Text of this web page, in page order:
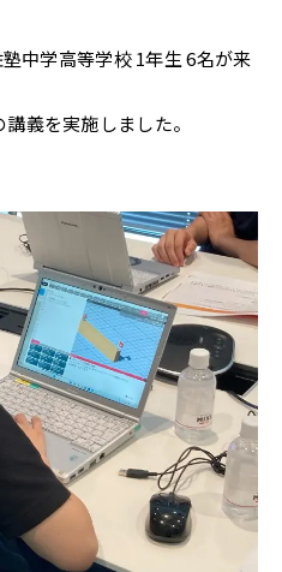
中学高等学校 1年生 6名が来
義を実施しました。